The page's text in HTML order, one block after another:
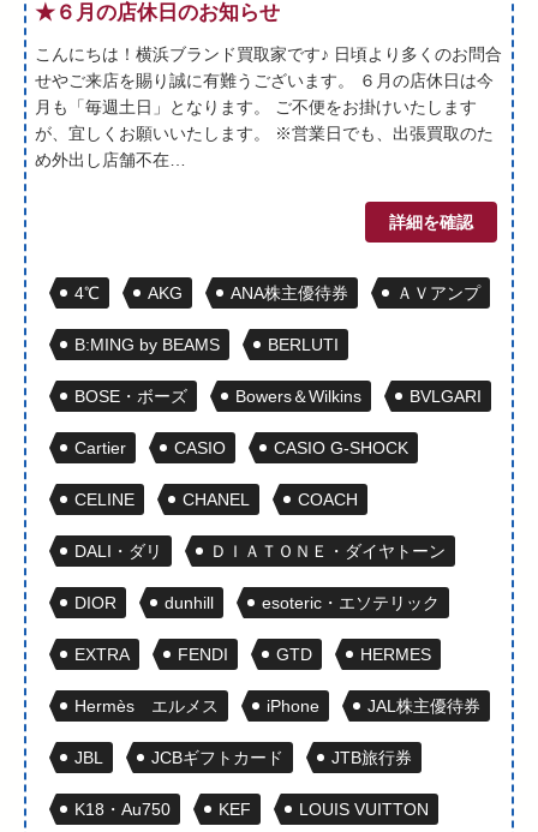
★６月の店休日のお知らせ
こんにちは！横浜ブランド買取家です♪ 日頃より多くのお問合
せやご来店を賜り誠に有難うございます。 ６月の店休日は今
月も「毎週土日」となります。 ご不便をお掛けいたします
が、宜しくお願いいたします。 ※営業日でも、出張買取のた
め外出し店舗不在…
詳細を確認
4℃ AKG ANA株主優待券 ＡＶアンプ
B:MING by BEAMS BERLUTI
BOSE・ボーズ Bowers＆Wilkins BVLGARI
Cartier CASIO CASIO G-SHOCK
CELINE CHANEL COACH
DALI・ダリ ＤＩＡＴＯＮＥ・ダイヤトーン
DIOR dunhill esoteric・エソテリック
EXTRA FENDI GTD HERMES
Hermès エルメス iPhone JAL株主優待券
JBL JCBギフトカード JTB旅行券
K18・Au750 KEF LOUIS VUITTON